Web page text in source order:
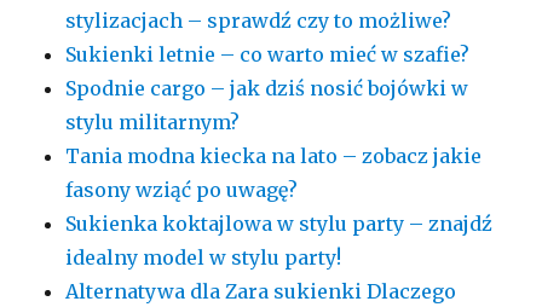
stylizacjach – sprawdź czy to możliwe?
Sukienki letnie – co warto mieć w szafie?
Spodnie cargo – jak dziś nosić bojówki w
stylu militarnym?
Tania modna kiecka na lato – zobacz jakie
fasony wziąć po uwagę?
Sukienka koktajlowa w stylu party – znajdź
idealny model w stylu party!
Alternatywa dla Zara sukienki Dlaczego